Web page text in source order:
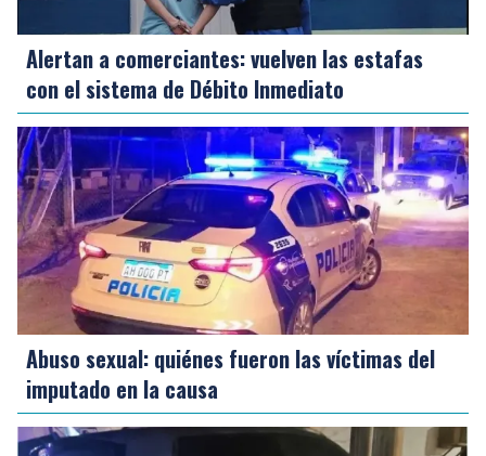
Alertan a comerciantes: vuelven las estafas
con el sistema de Débito Inmediato
Abuso sexual: quiénes fueron las víctimas del
imputado en la causa